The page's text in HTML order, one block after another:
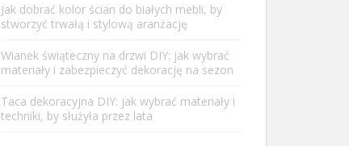
Jak dobrać kolor ścian do białych mebli, by
stworzyć trwałą i stylową aranżację
Wianek świąteczny na drzwi DIY: jak wybrać
materiały i zabezpieczyć dekorację na sezon
Taca dekoracyjna DIY: jak wybrać materiały i
techniki, by służyła przez lata